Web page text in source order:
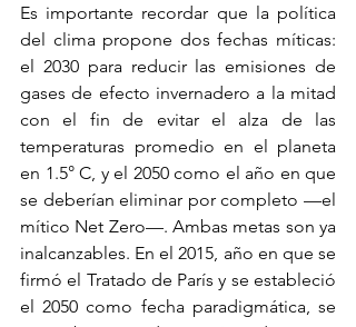
Es importante recordar que la política
del clima propone dos fechas míticas:
el 2030 para reducir las emisiones de
gases de efecto invernadero a la mitad
con el fin de evitar el alza de las
temperaturas promedio en el planeta
en 1.5° C, y el 2050 como el año en que
se deberían eliminar por completo —el
mítico Net Zero—. Ambas metas son ya
inalcanzables. En el 2015, año en que se
firmó el Tratado de París y se estableció
el 2050 como fecha paradigmática, se